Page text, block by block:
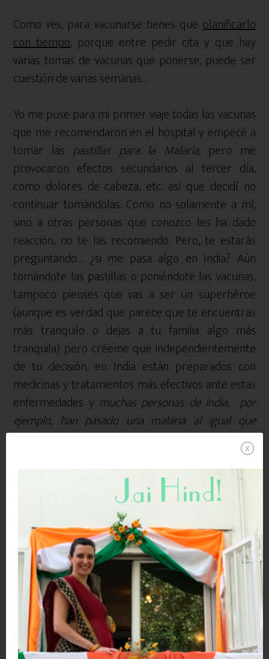
Como ves, para vacunarse tienes que planificarlo
con tiempo, porque entre pedir cita y que hay
varias tomas de vacunas que ponerse, puede ser
cuestión de varias semanas…
Yo me puse para mi primer viaje todas las vacunas
que me recomendaron en el hospital y empecé a
tomar las pastillas para la Malaria, pero me
provocaron efectos secundarios al tercer día,
como dolores de cabeza, etc. así que decidí no
continuar tomándolas. Como no solamente a mí,
sino a otras personas que conozco les ha dado
reacción, no te las recomiendo. Pero, te estarás
preguntando… ¿si me pasa algo en India? Aún
tomándote las pastillas o poniéndote las vacunas,
tampoco pienses que vas a ser un superhéroe
(aunque es verdad que parece que te encuentras
más tranquilo o dejas a tu familia algo más
tranquila) pero créeme que independientemente
de tu decisión, en India están preparados con
medicinas y tratamientos más efectivos ante estas
enfermedades y muchas personas de India, por
ejemplo, han pasado una malaria al igual que
nosotros pasamos un resfriado. Por supuesto, que
ésta es mi opinión y tú tendrás la tuya, por lo que
tendrás que hacer lo que te haga sentirte más
cómodo y seguro, ya que la única manera de saber
cómo tu cuerpo reacciona, es probando tú mismo.
Como curiosidad, en la India tuve un pequeño
accidente en una moto y como me hice unas
heridas, el médico de allí, me recomendó ponerme
la vacuna de la Rabia. Yo insistí que desde España,
ya me puse todas las vacunas hasta la tercera
toma de la Rabia, pero el doctor indio me
x